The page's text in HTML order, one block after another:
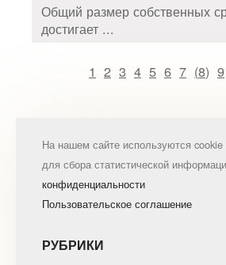
Общий размер собственных
достигает ...
1 2 3 4 5 6 7 (8) 9
На нашем сайте используются cookie
для сбора статистической
конфиденциальности
Пользовательское соглашение
РУБРИКИ